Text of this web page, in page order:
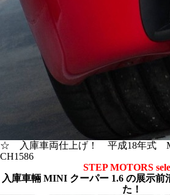
☆ 入庫車両仕上げ！ 平成18年式
CH1586
STEP MOTORS
入庫車輛 MINI クーパー 1.6 の展示前
た！